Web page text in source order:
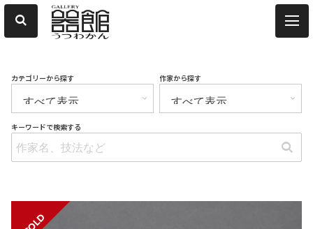
カテゴリーから探す 作家から探す
キーワードで検索する